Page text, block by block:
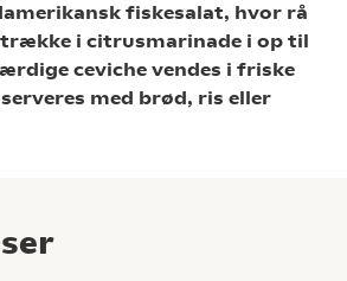
fiskesalat, hvor rå
i citrusmarinade i op til
ceviche vendes i friske
med brød, ris eller